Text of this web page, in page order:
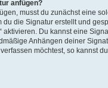
anfügen?
musst du zunächst eine
die Signatur erstellt und
aktivieren. Du kannst eine
Anhängen deiner
möchtest, so kannst